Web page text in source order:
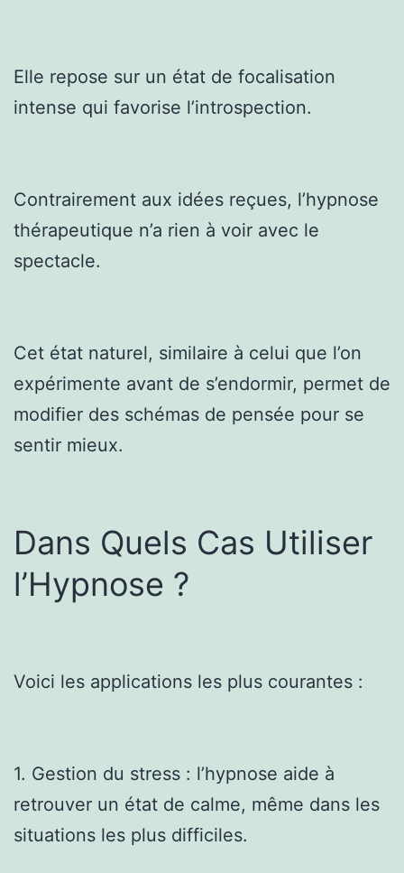
Elle repose sur un état de focalisation
intense qui favorise l’introspection.
Contrairement aux idées reçues, l’hypnose
thérapeutique n’a rien à voir avec le
spectacle.
Cet état naturel, similaire à celui que l’on
expérimente avant de s’endormir, permet de
modifier des schémas de pensée pour se
sentir mieux.
Dans Quels Cas Utiliser
l’Hypnose ?
Voici les applications les plus courantes :
1. Gestion du stress : l’hypnose aide à
retrouver un état de calme, même dans les
situations les plus difficiles.